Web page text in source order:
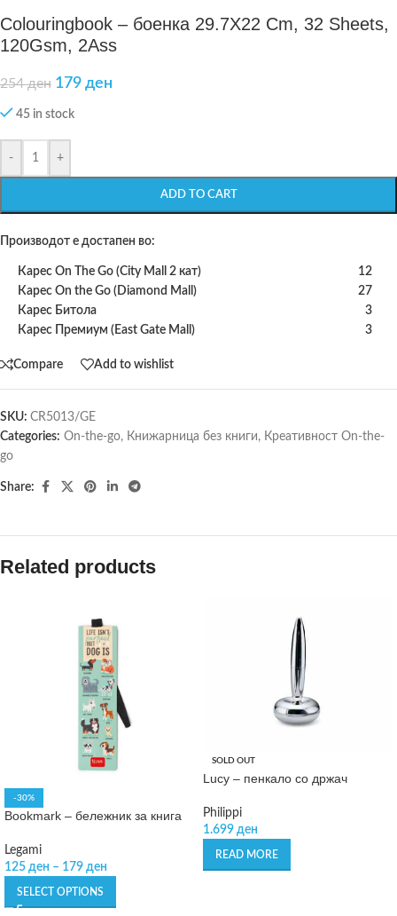
Colouringbook – боенка 29.7X22 Cm, 32 Sheets,
120Gsm, 2Ass
254ден 179 ден
45 in stock
- +
ADD TO CART
Производот е достапен во:
Карес On The Go (City Mall 2 кат)
12
Карес On the Go (Diamond Mall)
27
Карес Битола
3
Карес Премиум (East Gate Mall)
3
Compare Add to wishlist
SKU: CR5013/GE
Categories: On-the-go, Книжарница без книги, Креативност On-the-
go
Share:
Related products
-30%
Bookmark – бележник за книга
Legami
125 ден – 179 ден
SELECT OPTIONS
SOLD OUT
Lucy – пенкало со држач
Philippi
1.699 ден
READ MORE